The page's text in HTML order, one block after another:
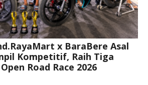
x BaraBere Asal
Kompetitif, Raih Tiga
Road Race 2026